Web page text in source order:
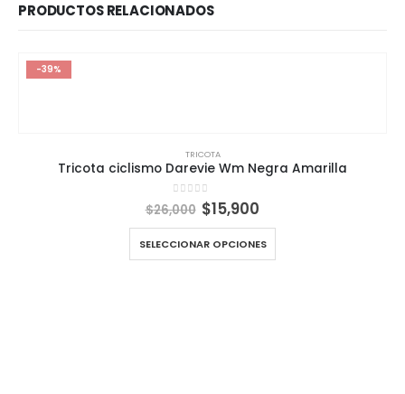
PRODUCTOS RELACIONADOS
-39%
TRICOTA
Tricota ciclismo Darevie Wm Negra Amarilla
0 out of 5
$26,000 El
precio
original
era:
$26,000.
$15,900
precio
actual
es:
$15,900.
SELECCIONAR OPCIONES